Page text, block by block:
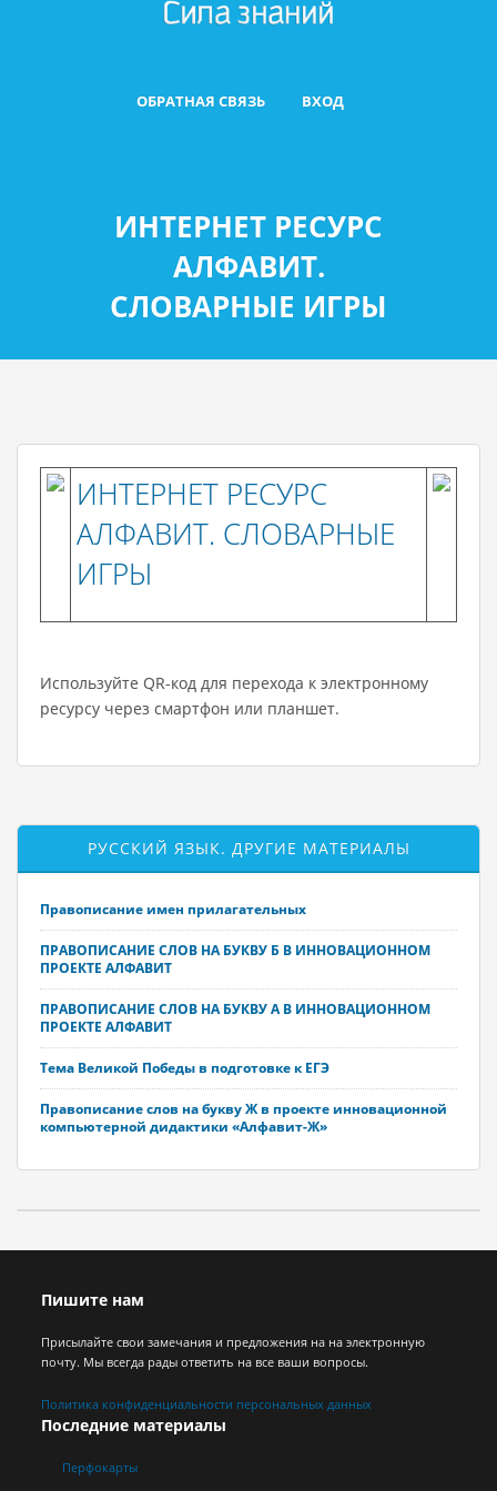
ОБРАТНАЯ СВЯЗЬ ВХОД
ИНТЕРНЕТ РЕСУРС
АЛФАВИТ.
СЛОВАРНЫЕ ИГРЫ
ИНТЕРНЕТ РЕСУРС
АЛФАВИТ. СЛОВАРНЫЕ
ИГРЫ
Используйте QR-код для перехода к электронному
ресурсу через смартфон или планшет.
РУССКИЙ ЯЗЫК. ДРУГИЕ МАТЕРИАЛЫ
Правописание имен прилагательных
ПРАВОПИСАНИЕ СЛОВ НА БУКВУ Б В ИННОВАЦИОННОМ
ПРОЕКТЕ АЛФАВИТ
ПРАВОПИСАНИЕ СЛОВ НА БУКВУ А В ИННОВАЦИОННОМ
ПРОЕКТЕ АЛФАВИТ
Тема Великой Победы в подготовке к ЕГЭ
Правописание слов на букву Ж в проекте инновационной
компьютерной дидактики «Алфавит-Ж»
Пишите нам
Присылайте свои замечания и предложения на на электронную
почту. Мы всегда рады ответить на все ваши вопросы.
Политика конфиденциальности персональных данных
Последние материалы
Перфокарты